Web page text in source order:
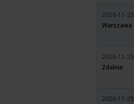
2026-11-25
Warszawa
2026-11-25
Zdalnie
2026-11-25